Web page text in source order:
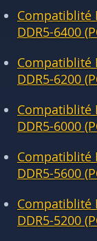
Compatiblité
DDR5-6400
Compatiblité
DDR5-6200
Compatiblité
DDR5-6000
Compatiblité
DDR5-5600
Compatiblité
DDR5-5200